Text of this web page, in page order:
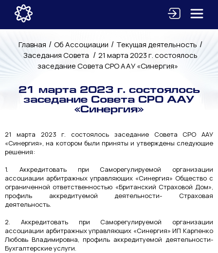
Главная / Об Ассоциации / Текущая деятельность /
Заседания Совета / 21 марта 2023 г. состоялось
заседание Совета СРО ААУ «Синергия»
21 марта 2023 г. состоялось
заседание Совета СРО ААУ
«Синергия»
21 марта 2023 г. состоялось заседание Совета СРО ААУ
«Синергия», на котором были приняты и утверждены следующие
решения:
1. Аккредитовать при Саморегулируемой организации
ассоциации арбитражных управляющих «Синергия» Общество с
ограниченной ответственностью «Британский Страховой Дом»,
профиль аккредитуемой деятельности- Страховая
деятельность.
2. Аккредитовать при Саморегулируемой организации
ассоциации арбитражных управляющих «Синергия» ИП Карпенко
Любовь Владимировна, профиль аккредитуемой деятельности-
Бухгалтерские услуги.